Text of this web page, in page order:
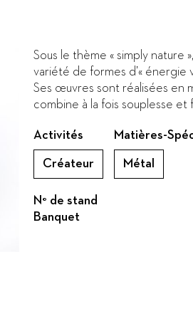
Sous le thème « simply nature
variété de formes d’« énergie
Ses œuvres sont réalisées en
combine à la fois souplesse et
Activités
Créateur
Matières-
Métal
N° de stand
Banquet